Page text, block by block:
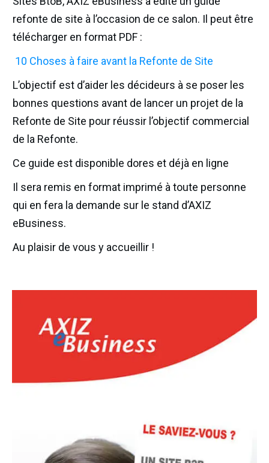
refonte de site à l’occasion de ce salon. Il peut être
télécharger en format PDF :
10 Choses à faire avant la Refonte de Site
L’objectif est d’aider les décideurs à se poser les
bonnes questions avant de lancer un projet de la
Refonte de Site pour réussir l’objectif commercial
de la Refonte.
Ce guide est disponible dores et déjà en ligne
Il sera remis en format imprimé à toute personne
qui en fera la demande sur le stand d’AXIZ
eBusiness.
Au plaisir de vous y accueillir !